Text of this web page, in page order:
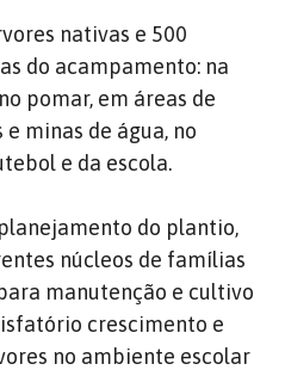
nativas e 500
do acampamento: na
pomar, em áreas de
minas de água, no
e da escola.
do plantio,
núcleos de famílias
manutenção e cultivo
crescimento e
no ambiente escolar